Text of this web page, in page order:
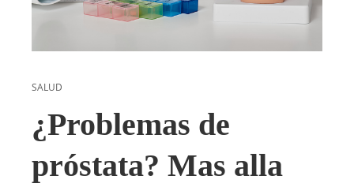
SALUD
¿Problemas de
próstata? Mas alla